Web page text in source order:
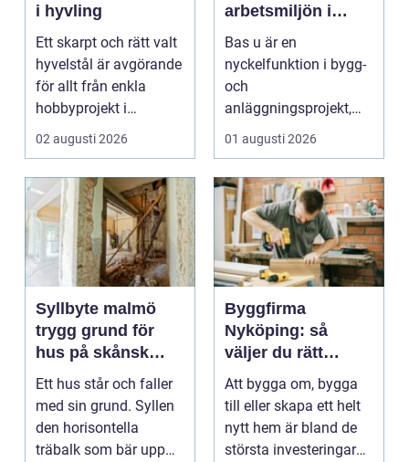
i hyvling
Ett skarpt och rätt valt
hyvelstål är avgörande
för allt från enkla
hobbyprojekt i
verkstaden till k...
02 augusti 2026
arbetsmiljön i
byggprojekt
Bas u är en
nyckelfunktion i bygg-
och
anläggningsprojekt,
med ansvar för att
arbetsm...
01 augusti 2026
Syllbyte malmö
trygg grund för
hus på skånsk
mark
Ett hus står och faller
med sin grund. Syllen
den horisontella
träbalk som bär upp
Byggfirma
Nyköping: så
väljer du rätt
partner för ditt
projekt
Att bygga om, bygga
till eller skapa ett helt
nytt hem är bland de
största investeringar